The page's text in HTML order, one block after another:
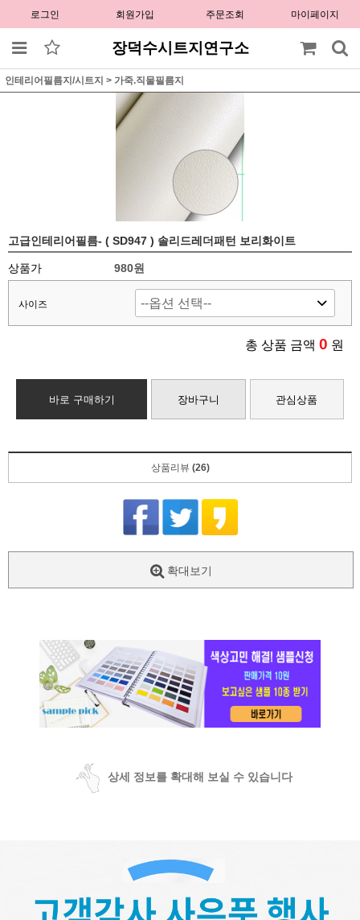
로그인 회원가입 주문조회 마이페이지
장덕수시트지연구소
인테리어필름지/시트지 > 가죽.직물필름지
고급인테리어필름- ( SD947 ) 솔리드레더패턴 보리화이트
상품가 980원
사이즈
총 상품 금액 0 원
바로 구매하기 장바구니 관심상품
상품리뷰 (26)
확대보기
상세 정보를 확대해 보실 수 있습니다